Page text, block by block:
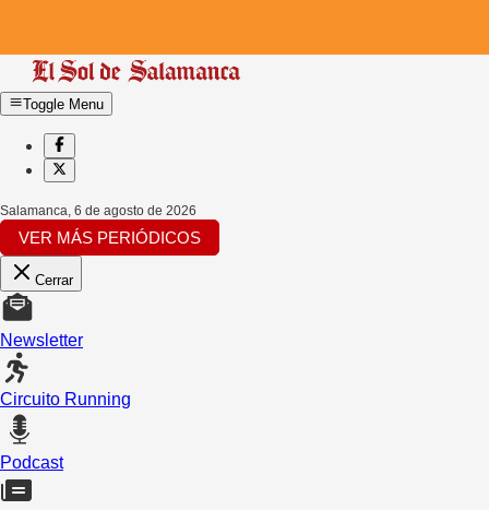
Toggle Menu
Salamanca, 6 de agosto de 2026
VER MÁS PERIÓDICOS
Cerrar
Newsletter
Circuito Running
Podcast